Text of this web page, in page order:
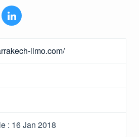
limo.com/
: 16 Jan 2018